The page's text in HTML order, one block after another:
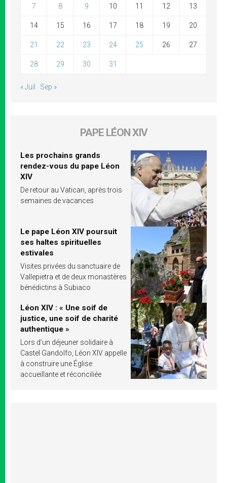
7 8 9 10 11 12 13
14 15 16 17 18 19 20
21 22 23 24 25 26 27
28 29 30 31
« Juil Sep »
PAPE LÉON XIV
Les prochains grands
rendez-vous du pape Léon
XIV
De retour au Vatican, après trois
semaines de vacances
Le pape Léon XIV poursuit
ses haltes spirituelles
estivales
Visites privées du sanctuaire de
Vallepietra et de deux monastères
bénédictins à Subiaco
Léon XIV : « Une soif de
justice, une soif de charité
authentique »
Lors d’un déjeuner solidaire à
Castel Gandolfo, Léon XIV appelle
à construire une Église
accueillante et réconciliée